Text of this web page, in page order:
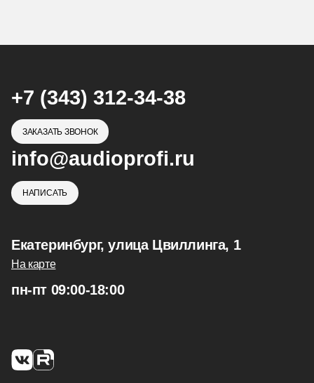
+7 (343) 312-34-38
ЗАКАЗАТЬ ЗВОНОК
info@audioprofi.ru
НАПИСАТЬ
Екатеринбург, улица Цвиллинга, 1
На карте
пн-пт 09:00-18:00